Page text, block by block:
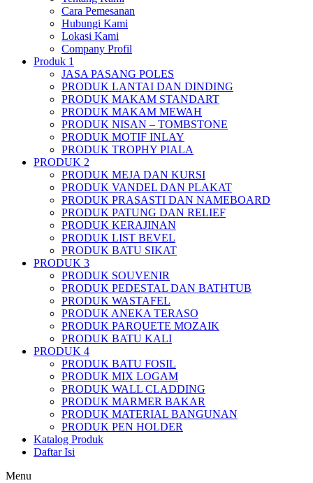
Cara Pemesanan
Hubungi Kami
Lokasi Kami
Company Profil
Produk 1
JASA PASANG POLES
PRODUK LANTAI DAN DINDING
PRODUK MAKAM STANDART
PRODUK MAKAM MEWAH
PRODUK NISAN – TOMBSTONE
PRODUK MOTIF INLAY
PRODUK TROPHY PIALA
PRODUK 2
PRODUK MEJA DAN KURSI
PRODUK VANDEL DAN PLAKAT
PRODUK PRASASTI DAN NAMEBOARD
PRODUK PATUNG DAN RELIEF
PRODUK KERAJINAN
PRODUK LIST BEVEL
PRODUK BATU SIKAT
PRODUK 3
PRODUK SOUVENIR
PRODUK PEDESTAL DAN BATHTUB
PRODUK WASTAFEL
PRODUK ANEKA TERASO
PRODUK PARQUETE MOZAIK
PRODUK BATU KALI
PRODUK 4
PRODUK BATU FOSIL
PRODUK MIX LOGAM
PRODUK WALL CLADDING
PRODUK MARMER BAKAR
PRODUK MATERIAL BANGUNAN
PRODUK PEN HOLDER
Katalog Produk
Daftar Isi
Menu